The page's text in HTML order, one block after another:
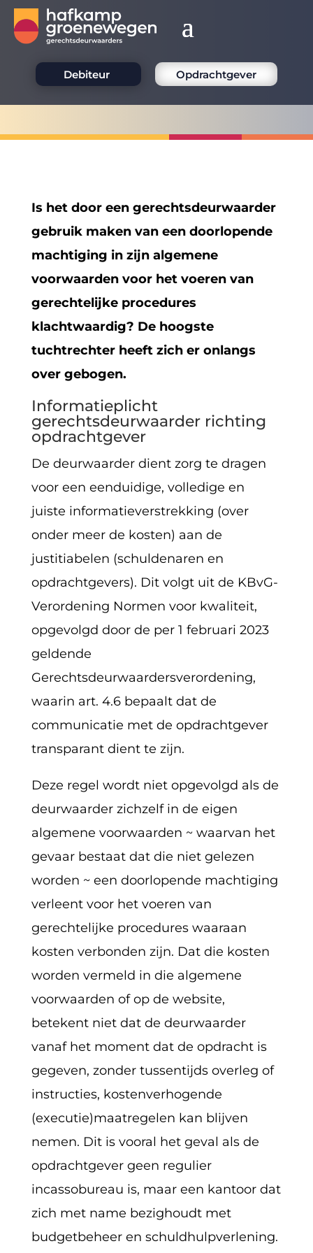
Debiteur Opdrachtgever
Is het door een gerechtsdeurwaarder
gebruik maken van een doorlopende
machtiging in zijn algemene
voorwaarden voor het voeren van
gerechtelijke procedures
klachtwaardig? De hoogste
tuchtrechter heeft zich er onlangs
over gebogen.
Informatieplicht
gerechtsdeurwaarder richting
opdrachtgever
De deurwaarder dient zorg te dragen
voor een eenduidige, volledige en
juiste informatieverstrekking (over
onder meer de kosten) aan de
justitiabelen (schuldenaren en
opdrachtgevers). Dit volgt uit de KBvG-
Verordening Normen voor kwaliteit,
opgevolgd door de per 1 februari 2023
geldende
Gerechtsdeurwaardersverordening,
waarin art. 4.6 bepaalt dat de
communicatie met de opdrachtgever
transparant dient te zijn.
Deze regel wordt niet opgevolgd als de
deurwaarder zichzelf in de eigen
algemene voorwaarden ~ waarvan het
gevaar bestaat dat die niet gelezen
worden ~ een doorlopende machtiging
verleent voor het voeren van
gerechtelijke procedures waaraan
kosten verbonden zijn. Dat die kosten
worden vermeld in die algemene
voorwaarden of op de website,
betekent niet dat de deurwaarder
vanaf het moment dat de opdracht is
gegeven, zonder tussentijds overleg of
instructies, kostenverhogende
(executie)maatregelen kan blijven
nemen. Dit is vooral het geval als de
opdrachtgever geen regulier
incassobureau is, maar een kantoor dat
zich met name bezighoudt met
budgetbeheer en schuldhulpverlening.